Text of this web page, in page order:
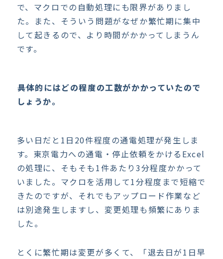
で、マクロでの自動処理にも限界がありまし
た。また、そういう問題がなぜか繁忙期に集中
して起きるので、より時間がかかってしまうん
です。
――具体的にはどの程度の工数がかかっていたので
しょうか。
多い日だと1日20件程度の通電処理が発生しま
す。東京電力への通電・停止依頼をかけるExcel
の処理に、そもそも1件あたり3分程度かかって
いました。マクロを活用して1分程度まで短縮で
きたのですが、それでもアップロード作業など
は別途発生しますし、変更処理も頻繁にありま
した。
とくに繁忙期は変更が多くて、「退去日が1日早